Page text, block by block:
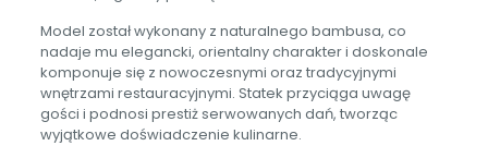
Model został wykonany z naturalnego bambusa, co
nadaje mu elegancki, orientalny charakter i doskonale
komponuje się z nowoczesnymi oraz tradycyjnymi
wnętrzami restauracyjnymi. Statek przyciąga uwagę
gości i podnosi prestiż serwowanych dań, tworząc
wyjątkowe doświadczenie kulinarne.